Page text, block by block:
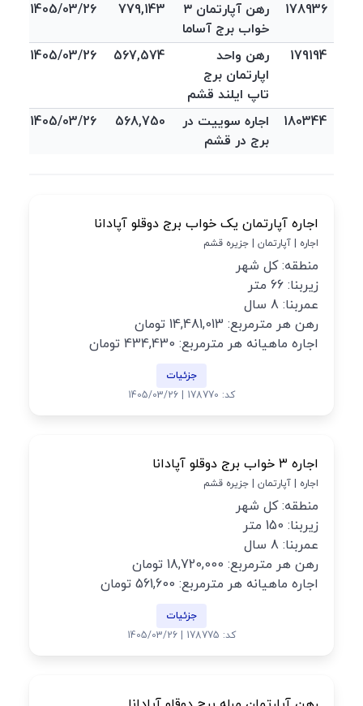
178936
رهن آپارتمان ۳
خواب برج آساما
779,143
1405/03/26
179194
رهن واحد
اپارتمان برج
تاپ ایلند قشم
567,574
1405/03/26
180344
اجاره سوییت در
برج در قشم
568,750
1405/03/26
اجاره آپارتمان یک خواب برج دوقلو آپادانا
اجاره | آپارتمان | جزیره قشم
منطقه: کل شهر
زیربنا: 66 متر
عمربنا: 8 سال
رهن هر مترمربع: 14,481,013 تومان
اجاره ماهیانه هر مترمربع: 434,430 تومان
جزئیات
کد: 178770 | 1405/03/26
اجاره ۳ خواب برج دوقلو آپادانا
اجاره | آپارتمان | جزیره قشم
منطقه: کل شهر
زیربنا: 150 متر
عمربنا: 8 سال
رهن هر مترمربع: 18,720,000 تومان
اجاره ماهیانه هر مترمربع: 561,600 تومان
جزئیات
کد: 178775 | 1405/03/26